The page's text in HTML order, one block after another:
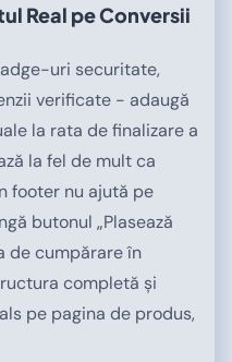
Real pe Conversii
uri securitate,
verificate - adaugă
la rata de finalizare a
la fel de mult ca
footer nu ajută pe
butonul „Plasează
de cumpărare în
completă și
pe pagina de produs,